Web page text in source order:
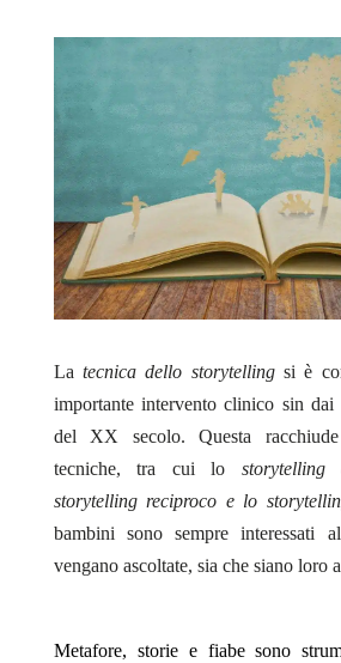
Latecnica dello storytellingsi è
importante intervento clinico sin dai
del XX secolo. Questa
tecniche, tra cui lo
storytelling reciproco e lo
bambini sono sempre interessati
vengano ascoltate, sia che siano loro
Metafore, storie e fiabe sono